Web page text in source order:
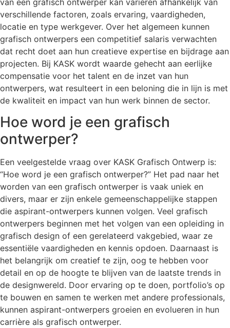
verschillende factoren, zoals ervaring, vaardigheden,
locatie en type werkgever. Over het algemeen kunnen
grafisch ontwerpers een competitief salaris verwachten
dat recht doet aan hun creatieve expertise en bijdrage aan
projecten. Bij KASK wordt waarde gehecht aan eerlijke
compensatie voor het talent en de inzet van hun
ontwerpers, wat resulteert in een beloning die in lijn is met
de kwaliteit en impact van hun werk binnen de sector.
Hoe word je een grafisch
ontwerper?
Een veelgestelde vraag over KASK Grafisch Ontwerp is:
“Hoe word je een grafisch ontwerper?” Het pad naar het
worden van een grafisch ontwerper is vaak uniek en
divers, maar er zijn enkele gemeenschappelijke stappen
die aspirant-ontwerpers kunnen volgen. Veel grafisch
ontwerpers beginnen met het volgen van een opleiding in
grafisch design of een gerelateerd vakgebied, waar ze
essentiële vaardigheden en kennis opdoen. Daarnaast is
het belangrijk om creatief te zijn, oog te hebben voor
detail en op de hoogte te blijven van de laatste trends in
de designwereld. Door ervaring op te doen, portfolio’s op
te bouwen en samen te werken met andere professionals,
kunnen aspirant-ontwerpers groeien en evolueren in hun
carrière als grafisch ontwerper.